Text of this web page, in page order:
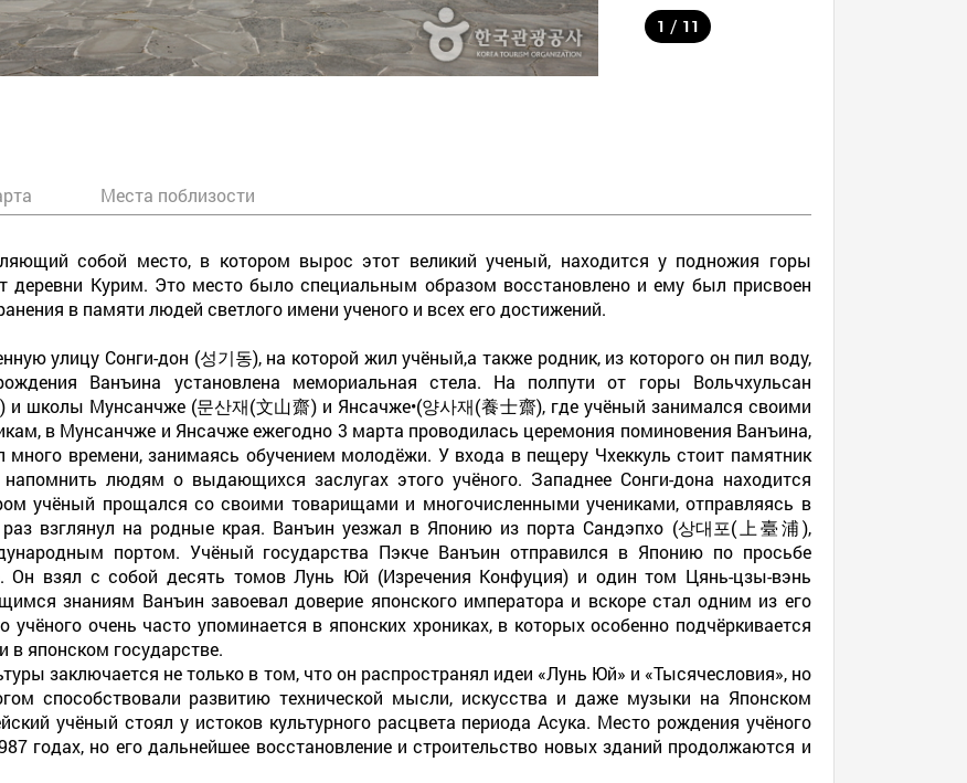
1 / 11
Места поблизости
собой место, в котором вырос этот великий ученый, находится у подножия горы
деревни Курим. Это место было специальным образом восстановлено и ему был присвоен
в памяти людей светлого имени ученого и всех его достижений.
улицу Сонги-дон (성기동), на которой жил учёный,а также родник, из которого он пил воду,
Ванъина установлена мемориальная стела. На полпути от горы Вольчхульсан
и школы Мунсанчже (문산재(文山齋) и Янсачже•(양사재(養士齋), где учёный занимался своими
в Мунсанчже и Янсачже ежегодно 3 марта проводилась церемония поминовения Ванъина,
много времени, занимаясь обучением молодёжи. У входа в пещеру Чхеккуль стоит памятник
людям о выдающихся заслугах этого учёного. Западнее Сонги-дона находится
учёный прощался со своими товарищами и многочисленными учениками, отправляясь в
взглянул на родные края. Ванъин уезжал в Японию из порта Сандэпхо (상대포(上臺浦),
портом. Учёный государства Пэкче Ванъин отправился в Японию по просьбе
взял с собой десять томов Лунь Юй (Изречения Конфуция) и один том Цянь-цзы-вэнь
знаниям Ванъин завоевал доверие японского императора и вскоре стал одним из его
учёного очень часто упоминается в японских хрониках, в которых особенно подчёркивается
в японском государстве.
заключается не только в том, что он распространял идеи «Лунь Юй» и «Тысячесловия», но
способствовали развитию технической мысли, искусства и даже музыки на Японском
учёный стоял у истоков культурного расцвета периода Асука. Место рождения учёного
годах, но его дальнейшее восстановление и строительство новых зданий продолжаются и